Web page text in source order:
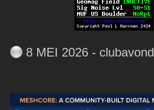
8 MEI 2026 - clubavond